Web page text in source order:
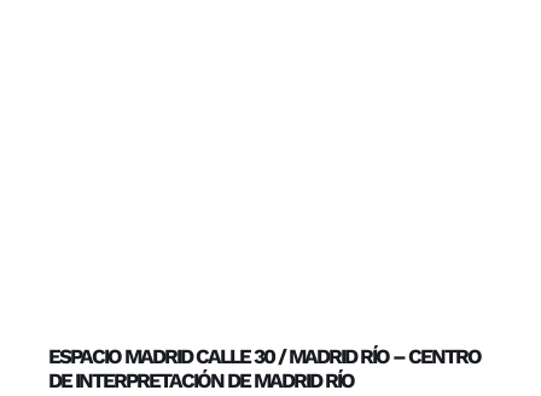
ESPACIO MADRID CALLE 30 / MADRID RÍO – CENTRO
DE INTERPRETACIÓN DE MADRID RÍO